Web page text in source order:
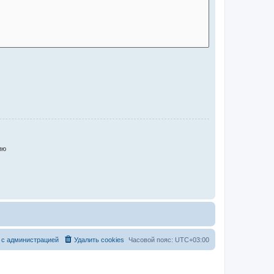
Часовой пояс: UTC+03:00
Удалить cookies
администрацией